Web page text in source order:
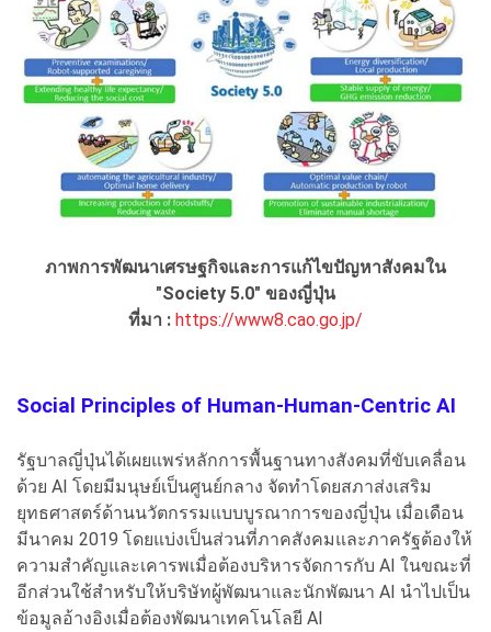
ภาพการพัฒนาเศรษฐกิจและการแก้ไขปัญหาสังคมใน
"Society 5.0" ของญี่ปุ่น
ที่มา : https://www8.cao.go.jp/
Social Principles of Human-Human-Centric AI
รัฐบาลญี่ปุ่นได้เผยแพร่หลักการพื้นฐานทางสังคมที่ขับเคลื่อน
ด้วย AI โดยมีมนุษย์เป็นศูนย์กลาง จัดทำโดยสภาส่งเสริม
ยุทธศาสตร์ด้านนวัตกรรมแบบบูรณาการของญี่ปุ่น เมื่อเดือน
มีนาคม 2019 โดยแบ่งเป็นส่วนที่ภาคสังคมและภาครัฐต้องให้
ความสำคัญและเคารพเมื่อต้องบริหารจัดการกับ AI ในขณะที่
อีกส่วนใช้สำหรับให้บริษัทผู้พัฒนาและนักพัฒนา AI นำไปเป็น
ข้อมูลอ้างอิงเมื่อต้องพัฒนาเทคโนโลยี AI